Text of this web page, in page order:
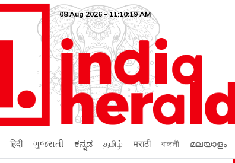
08 Aug 2026 - 11:10:20 AM
हिंदी ગુજરાતી ಕನ್ನಡ தமிழ் मराठी বাঙ্গালী മലയാളം